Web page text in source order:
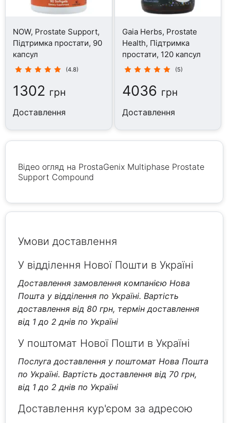
NOW, Prostate Support,
Підтримка простати, 90
капсул
(4.8)
1302 грн
Доставлення
Gaia Herbs, Prostate
Health, Підтримка
простати, 120 капсул
(5)
4036 грн
Доставлення
Відео огляд на ProstaGenix Multiphase Prostate
Support Compound
Умови доставлення
У відділення Нової Пошти в Україні
Доставлення замовлення компанією Нова
Пошта у відділення по Україні. Вартість
доставлення від 80 грн, термін доставлення
від 1 до 2 днів по Україні
У поштомат Нової Пошти в Україні
Послуга доставлення у поштомат Нова Пошта
по Україні. Вартість доставлення від 70 грн,
від 1 до 2 днів по Україні
Доставлення кур'єром за адресою